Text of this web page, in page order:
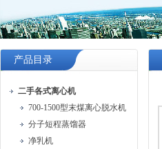
产品目录
二手各式离心机
700-1500型末煤离心脱水机
分子短程蒸馏器
净乳机